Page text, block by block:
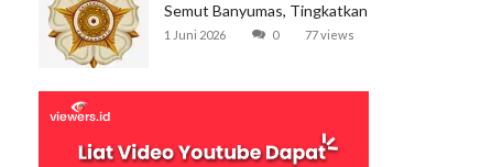
Semut Banyumas, Tingkatkan
Ekspor
1 Juni 2026 0 77 views